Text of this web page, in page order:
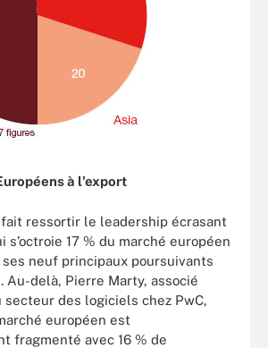
à l'export
ressortir le leadership écrasant
s’octroie 17 % du marché européen
neuf principaux poursuivants
Au-delà, Pierre Marty, associé
secteur des logiciels chez PwC,
européen est
fragmenté avec 16 % de